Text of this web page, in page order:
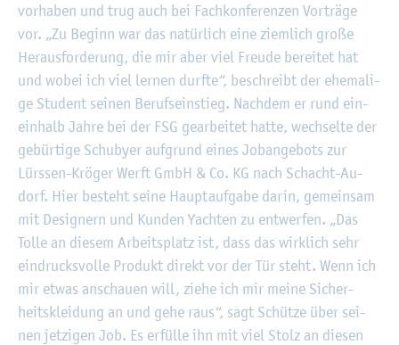
vor­ha­ben und trug auch bei Fach­kon­fe­ren­zen Vor­trä­ge
vor. „Zu Be­ginn war das na­tür­lich eine ziem­lich große
Her­aus­for­de­rung, die mir aber viel Freu­de be­rei­tet hat
und wobei ich viel ler­nen durf­te“, be­schreibt der ehe­ma­li­
ge Stu­dent sei­nen Be­rufs­ein­stieg. Nach­dem er rund ein­
ein­halb Jahre bei der FSG ge­ar­bei­tet hatte, wech­sel­te der
ge­bür­ti­ge Schu­by­er auf­grund eines Job­an­ge­bots zur
Lürs­sen-Krö­ger Werft GmbH & Co. KG nach Schacht-Au­
dorf. Hier be­steht seine Haupt­auf­ga­be darin, ge­mein­sam
mit De­si­gnern und Kun­den Yach­ten zu ent­wer­fen. „Das
Tolle an die­sem Ar­beits­platz ist, dass das wirk­lich sehr
ein­drucks­vol­le Pro­dukt di­rekt vor der Tür steht. Wenn ich
mir etwas an­schau­en will, ziehe ich mir meine Si­cher­
heits­klei­dung an und gehe raus“, sagt Schüt­ze über sei­
nen jet­zi­gen Job. Es er­fül­le ihn mit viel Stolz an die­sen